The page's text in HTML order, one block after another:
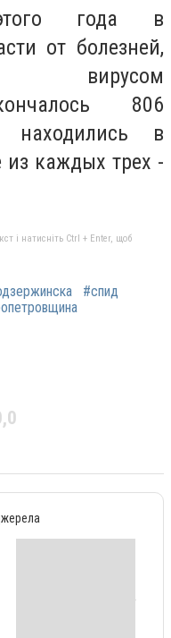
года в
от болезней,
вирусом
806
находились в
из каждых трех -
і натисніть Ctrl + Enter, щоб
#спид